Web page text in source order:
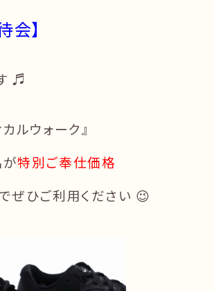
会】
♬
ルウォーク』
が特別ご奉仕価格
ぜひご利用ください 😉